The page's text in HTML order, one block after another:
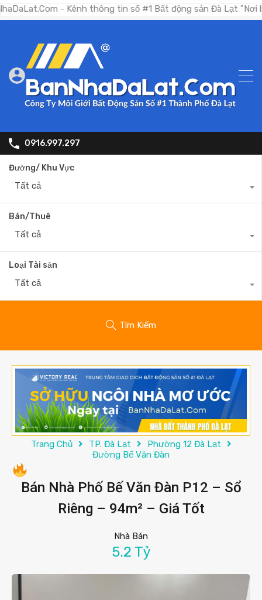
- Kênh thông tin số #1 Bất động sản Đà Lạt "Nơi bạn
0916.997.297
Đường/ Khu Vực
Tất cả
Bán/Thuê
Tất cả
Loại Tài sản
Tất cả
Tìm Kiếm
Trang Chủ TP. Đà Lạt
Phường 12 Đà Lạt
Đường Bế Văn Đàn
Bán Nhà Phố Bế Văn Đàn P12 – Sổ
Riêng – 94m² – Giá Tốt
Nhà Bán
5.2 Tỷ